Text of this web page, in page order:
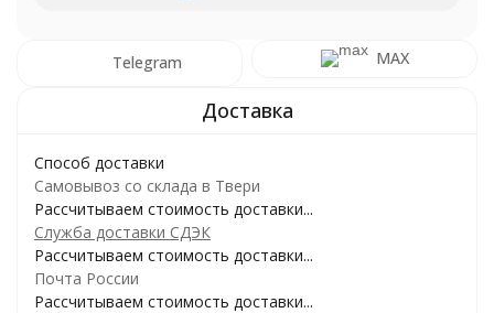
Telegram MAX
Способ доставки
Самовывоз со склада в Твери
Рассчитываем стоимость доставки...
Служба доставки СДЭК
Рассчитываем стоимость доставки...
Почта России
Рассчитываем стоимость доставки...